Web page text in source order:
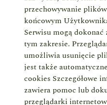
przechowywanie
końcowym
Serwisu mogą
tym zakresie.
umożliwia usunięcie
jest także
cookies Szczegółowe
zawiera pomoc lub
przeglądarki